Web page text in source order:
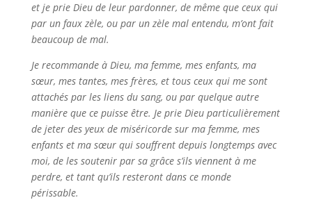
et je prie Dieu de leur pardonner, de même que ceux qui
par un faux zèle, ou par un zèle mal entendu, m’ont fait
beaucoup de mal.
Je recommande à Dieu, ma femme, mes enfants, ma
sœur, mes tantes, mes frères, et tous ceux qui me sont
attachés par les liens du sang, ou par quelque autre
manière que ce puisse être. Je prie Dieu particulièrement
de jeter des yeux de miséricorde sur ma femme, mes
enfants et ma sœur qui souffrent depuis longtemps avec
moi, de les soutenir par sa grâce s’ils viennent à me
perdre, et tant qu’ils resteront dans ce monde
périssable.